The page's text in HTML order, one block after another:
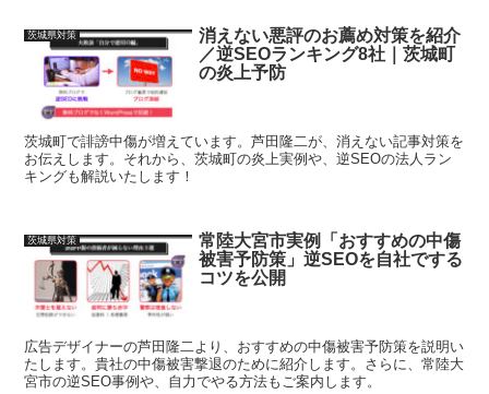
茨城県対策
消えない悪評のお薦め対策を紹介
／逆SEOランキング8社｜茨城町
の炎上予防
茨城町で誹謗中傷が増えています。芦田隆二が、消えない記事対策を
お伝えします。それから、茨城町の炎上実例や、逆SEOの法人ラン
キングも解説いたします！
茨城県対策
常陸大宮市実例「おすすめの中傷
被害予防策」逆SEOを自社でする
コツを公開
広告デザイナーの芦田隆二より、おすすめの中傷被害予防策を説明い
たします。貴社の中傷被害撃退のために紹介します。さらに、常陸大
宮市の逆SEO事例や、自力でやる方法もご案内します。